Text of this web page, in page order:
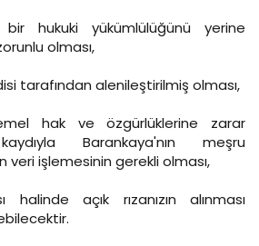
bir hukuki yükümlülüğünü yerine
olması,
tarafından alenileştirilmiş olması,
hak ve özgürlüklerine zarar
Barankaya'nın meşru
işlemesinin gerekli olması,
halinde açık rızanızın alınması